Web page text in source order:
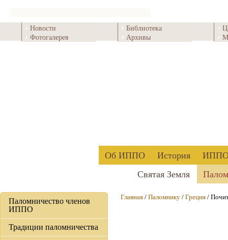
Новости
Фотогалерея
Библиотека
Архивы
Об ИППО История
ИППО
Святая Земля
Паломничество членов
ИППО
Традиции паломничества
Главная / Паломнику / Греция /